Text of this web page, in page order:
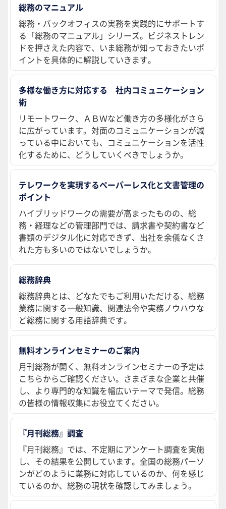
総務のマニュアル
総務・バックオフィスの実務を実践的にサポートす
る「総務のマニュアル」シリーズ。ビジネストレン
ドを押さえた内容で、いま総務が知っておきたいポ
イントを具体的に解説していきます。
多様な働き方に対応する 社内コミュニケーション
術
リモートワーク、ＡＢＷなど働き方の多様化がさら
に広がっています。対面のコミュニケーションが減
っている中においても、コミュニケーションを活性
化するために、どうしていくべきでしょうか。
テレワークを実現するペーパーレス化と文書管理の
ポイント
ハイブリッドワークの需要が高まったものの、総
務・経理などの管理部門では、請求書や契約書など
書類のデジタル化に対応できず、出社を余儀なくさ
れた方も多いのではないでしょうか。
総務辞典
総務辞典とは、どなたでもご利用いただける、総務
業務に関する一般知識、関連法令や実務ノウハウな
ど総務に関する用語辞典です。
無料オンラインセミナーのご案内
月刊総務が開く、無料オンラインセミナーの予定は
こちらからご確認ください。さまざまな企業と共催
し、より専門的な知識を幅広いテーマで発信。総務
の皆様の情報収集にお役立てください。
『月刊総務』調査
『月刊総務』では、不定期にアンケート調査を実施
し、その結果を公開しています。全国の総務パーソ
ンがどのように業務に対応しているのか、何を感じ
ているのか、総務の現状を確認してみましょう。